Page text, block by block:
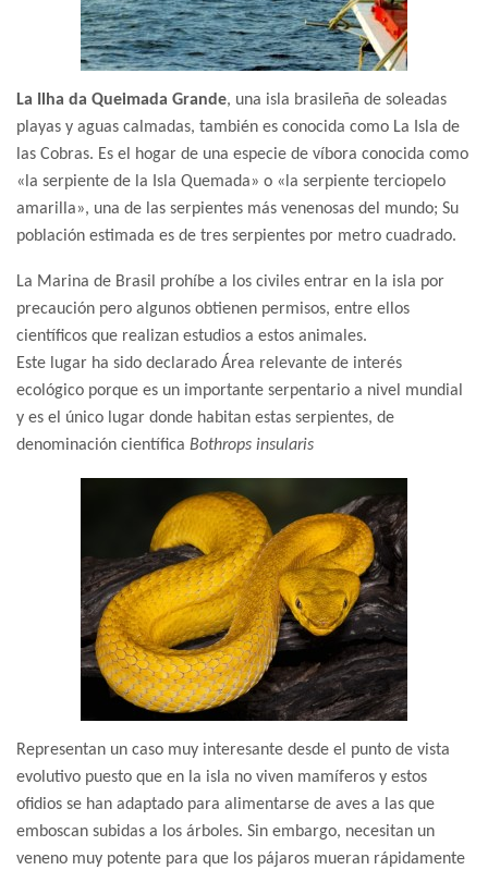
La Ilha da Queimada Grande, una isla brasileña de soleadas
playas y aguas calmadas, también es conocida como La Isla de
las Cobras. Es el hogar de una especie de víbora conocida como
«la serpiente de la Isla Quemada» o «la serpiente terciopelo
amarilla», una de las serpientes más venenosas del mundo; Su
población estimada es de tres serpientes por metro cuadrado.
La Marina de Brasil prohíbe a los civiles entrar en la isla por
precaución pero algunos obtienen permisos, entre ellos
científicos que realizan estudios a estos animales.
Este lugar ha sido declarado Área relevante de interés
ecológico porque es un importante serpentario a nivel mundial
y es el único lugar donde habitan estas serpientes, de
denominación científica Bothrops insularis
Representan un caso muy interesante desde el punto de vista
evolutivo puesto que en la isla no viven mamíferos y estos
ofidios se han adaptado para alimentarse de aves a las que
emboscan subidas a los árboles. Sin embargo, necesitan un
veneno muy potente para que los pájaros mueran rápidamente